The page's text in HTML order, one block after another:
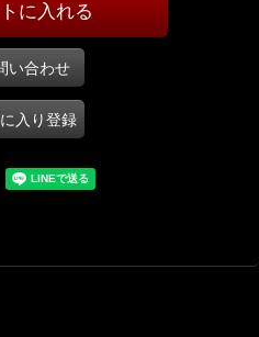
に入れる
い合わせ
入り登録